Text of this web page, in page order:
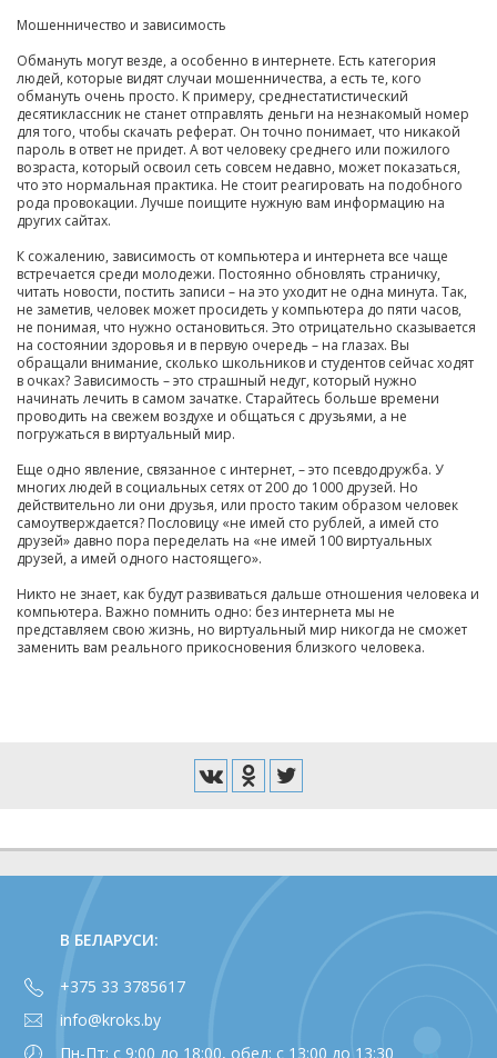
Мошенничество и зависимость
Обмануть могут везде, а особенно в интернете. Есть категория
людей, которые видят случаи мошенничества, а есть те, кого
обмануть очень просто. К примеру, среднестатистический
десятиклассник не станет отправлять деньги на незнакомый номер
для того, чтобы скачать реферат. Он точно понимает, что никакой
пароль в ответ не придет. А вот человеку среднего или пожилого
возраста, который освоил сеть совсем недавно, может показаться,
что это нормальная практика. Не стоит реагировать на подобного
рода провокации. Лучше поищите нужную вам информацию на
других сайтах.
К сожалению, зависимость от компьютера и интернета все чаще
встречается среди молодежи. Постоянно обновлять страничку,
читать новости, постить записи – на это уходит не одна минута. Так,
не заметив, человек может просидеть у компьютера до пяти часов,
не понимая, что нужно остановиться. Это отрицательно сказывается
на состоянии здоровья и в первую очередь – на глазах. Вы
обращали внимание, сколько школьников и студентов сейчас ходят
в очках? Зависимость – это страшный недуг, который нужно
начинать лечить в самом зачатке. Старайтесь больше времени
проводить на свежем воздухе и общаться с друзьями, а не
погружаться в виртуальный мир.
Еще одно явление, связанное с интернет, – это псевдодружба. У
многих людей в социальных сетях от 200 до 1000 друзей. Но
действительно ли они друзья, или просто таким образом человек
самоутверждается? Пословицу «не имей сто рублей, а имей сто
друзей» давно пора переделать на «не имей 100 виртуальных
друзей, а имей одного настоящего».
Никто не знает, как будут развиваться дальше отношения человека и
компьютера. Важно помнить одно: без интернета мы не
представляем свою жизнь, но виртуальный мир никогда не сможет
заменить вам реального прикосновения близкого человека.
В БЕЛАРУСИ:
+375 33 3785617
info@kroks.by
Пн-Пт: с 9:00 до 18:00, обед: с 13:00 до 13:30